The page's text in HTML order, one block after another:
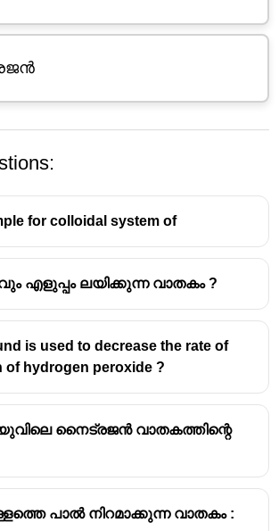
(LPG - Liquefied Petroleum Gas)
- C₄H₁₀)എന്നിവയുടെ
വ്യത്യസ്ത അനുപാതങ്ങളിൽ
ആശ്രയിച്ചിരിക്കും. ചെറിയ
പ്രൊപ്പിലീൻ,
തുടങ്ങിയ
ഇതിൽ കാണാം.
for colloidal system of
എളുപ്പം ലയിക്കുന്ന വാതകം ?
is used to decrease the rate of
of hydrogen peroxide ?
നൈട്രജൻ വാതകത്തിന്റെ
പാൽ നിറമാക്കുന്ന വാതകം :